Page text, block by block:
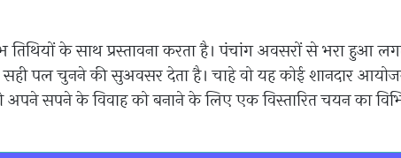
के साथ प्रस्तावना करता है। पंचांग अवसरों से भरा हुआ
पल चुनने की सुअवसर देता है। चाहे वो यह कोई शानदार
सपने के विवाह को बनाने के लिए एक विस्तारित चयन का